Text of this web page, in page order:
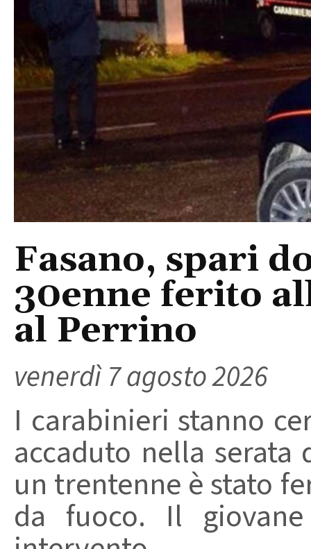
Fasano, spari
30enne ferito
al Perrino
venerdì 7 agosto 2026
I carabinieri stanno
accaduto nella serata
un trentenne è stato
da fuoco. Il